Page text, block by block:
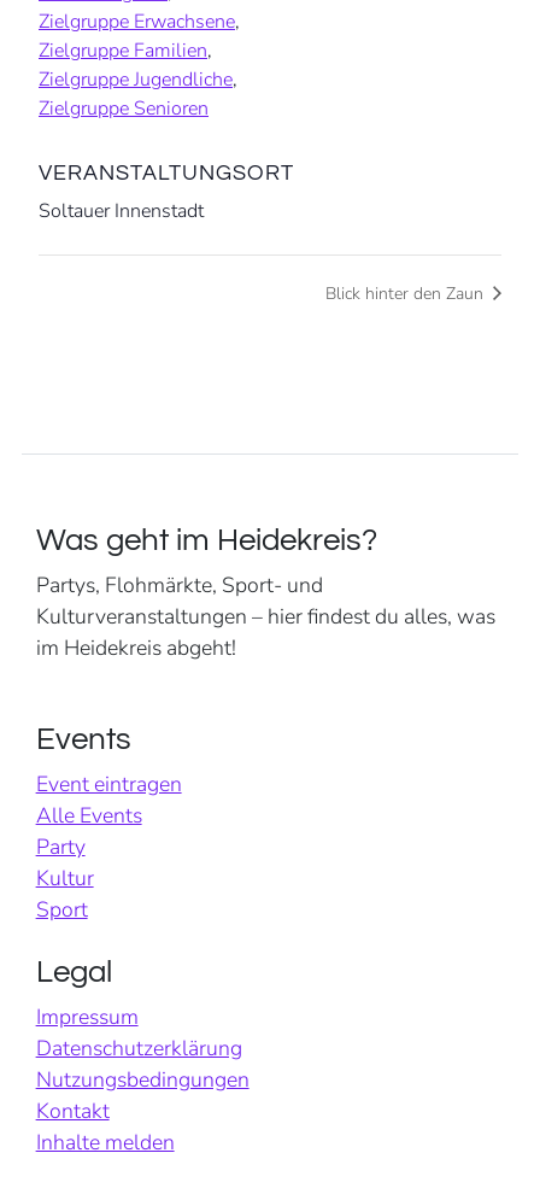
Zielgruppe Erwachsene,
Zielgruppe Familien,
Zielgruppe Jugendliche,
Zielgruppe Senioren
VERANSTALTUNGSORT
Soltauer Innenstadt
Blick hinter den Zaun
Was geht im Heidekreis?
Partys, Flohmärkte, Sport- und
Kulturveranstaltungen – hier findest du alles, was
im Heidekreis abgeht!
Events
Event eintragen
Alle Events
Party
Kultur
Sport
Legal
Impressum
Datenschutzerklärung
Nutzungsbedingungen
Kontakt
Inhalte melden